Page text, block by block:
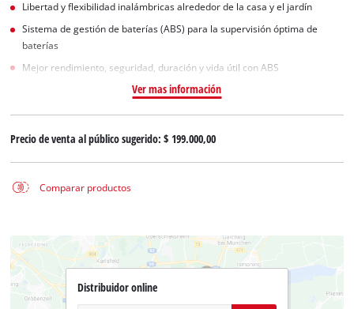
Libertad y flexibilidad inalámbricas alrededor de la casa y el jardín
Sistema de gestión de baterías (ABS) para la supervisión óptima de
baterías
Mejor rendimiento, seguridad, duración y vida útil con ABS
Ver mas información
Precio de venta al público sugerido:$ 199.000,00
Comparar productos
Distribuidor online